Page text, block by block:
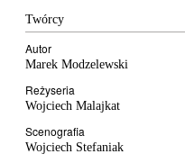
Twórcy
Autor
Marek Modzelewski
Reżyseria
Wojciech Malajkat
Scenografia
Wojciech Stefaniak